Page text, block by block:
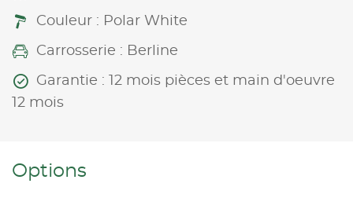
Couleur : Polar White
Carrosserie : Berline
Garantie : 12 mois pièces et main d'oeuvre
12 mois
Options